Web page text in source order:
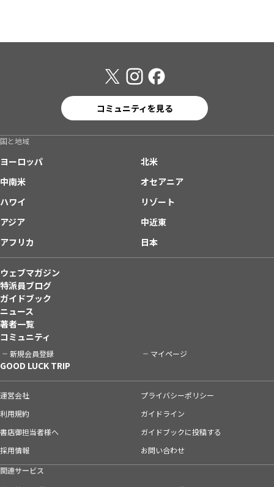
コミュニティを見る
国と地域
ヨーロッパ
北米
中南米
オセアニア
ハワイ
リゾート
アジア
中近東
アフリカ
日本
ウェブマガジン
特派員ブログ
ガイドブック
ニュース
著者一覧
コミュニティ
新規会員登録 マイページ
GOOD LUCK TRIP
運営会社
プライバシーポリシー
利用規約
ガイドライン
書店御担当者様へ
ガイドブックに投稿する
採用情報
お問い合わせ
関連サービス